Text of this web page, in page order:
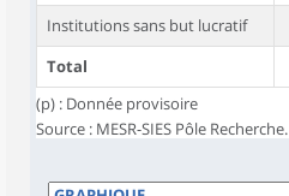
Institutions sans but lucratif
Total
(p) : Donnée provisoire
Source : MESR-SIES Pôle Recherche.